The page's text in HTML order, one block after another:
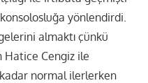
yönlendirdi.
almaktı çünkü
Hatice Cengiz ile
normal ilerlerken